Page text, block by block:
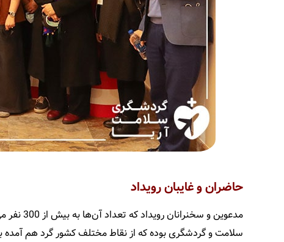
حاضران و غایبان رویداد
مدعوین
سلامت و گردشگری بوده که از نقاط مختلف کشور گرد هم آمده